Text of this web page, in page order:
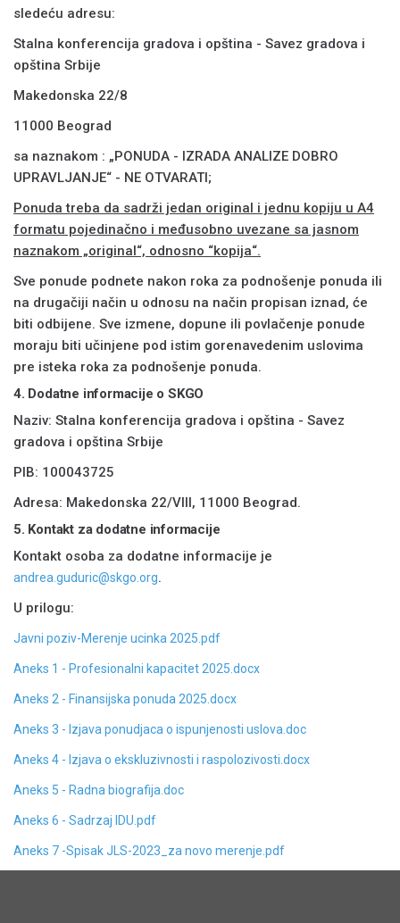
sledeću adresu:
Stalna konferencija gradova i opština - Savez gradova i
opština Srbije
Makedonska 22/8
11000 Beograd
sa naznakom : „PONUDA - IZRADA ANALIZE DOBRO
UPRAVLJANJE“ - NE OTVARATI;
Ponuda treba da sadrži jedan original i jednu kopiju u A4
formatu pojedinačno i međusobno uvezane sa jasnom
naznakom „original“, odnosno “kopija“.
Sve ponude podnete nakon roka za podnošenje ponuda ili
na drugačiji način u odnosu na način propisan iznad, će
biti odbijene. Sve izmene, dopune ili povlačenje ponude
moraju biti učinjene pod istim gorenavedenim uslovima
pre isteka roka za podnošenje ponuda.
4. Dodatne informacije o SKGO
Naziv: Stalna konferencija gradova i opština - Savez
gradova i opština Srbije
PIB: 100043725
Adresa: Makedonska 22/VIII, 11000 Beograd.
5. Kontakt za dodatne informacije
Kontakt osoba za dodatne informacije je
andrea.guduric@skgo.org.
U prilogu:
Javni poziv-Merenje ucinka 2025.pdf
Aneks 1 - Profesionalni kapacitet 2025.docx
Aneks 2 - Finansijska ponuda 2025.docx
Aneks 3 - Izjava ponudjaca o ispunjenosti uslova.doc
Aneks 4 - Izjava o ekskluzivnosti i raspolozivosti.docx
Aneks 5 - Radna biografija.doc
Aneks 6 - Sadrzaj IDU.pdf
Aneks 7 -Spisak JLS-2023_za novo merenje.pdf